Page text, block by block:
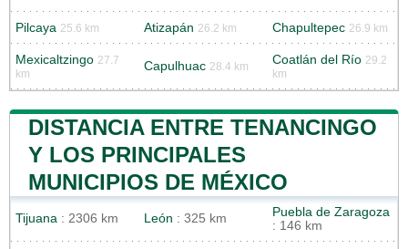
Pilcaya 25.6 km Atizapán 26.2 km Chapultepec 26.9 km
Mexicaltzingo 27.7
km
Capulhuac 28.4 km Coatlán del Río 29.2
km
DISTANCIA ENTRE TENANCINGO
Y LOS PRINCIPALES
MUNICIPIOS DE MÉXICO
Tijuana : 2306 km León : 325 km
Puebla de Zaragoza
: 146 km